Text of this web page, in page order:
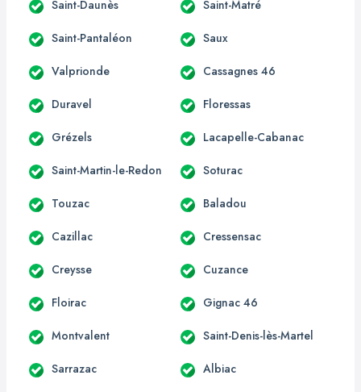
Saint-Daunès Saint-Matré
Saint-Pantaléon Saux
Valprionde Cassagnes 46
Duravel Floressas
Grézels Lacapelle-Cabanac
Saint-Martin-le-Redon Soturac
Touzac Baladou
Cazillac Cressensac
Creysse Cuzance
Floirac Gignac 46
Montvalent Saint-Denis-lès-Martel
Sarrazac Albiac